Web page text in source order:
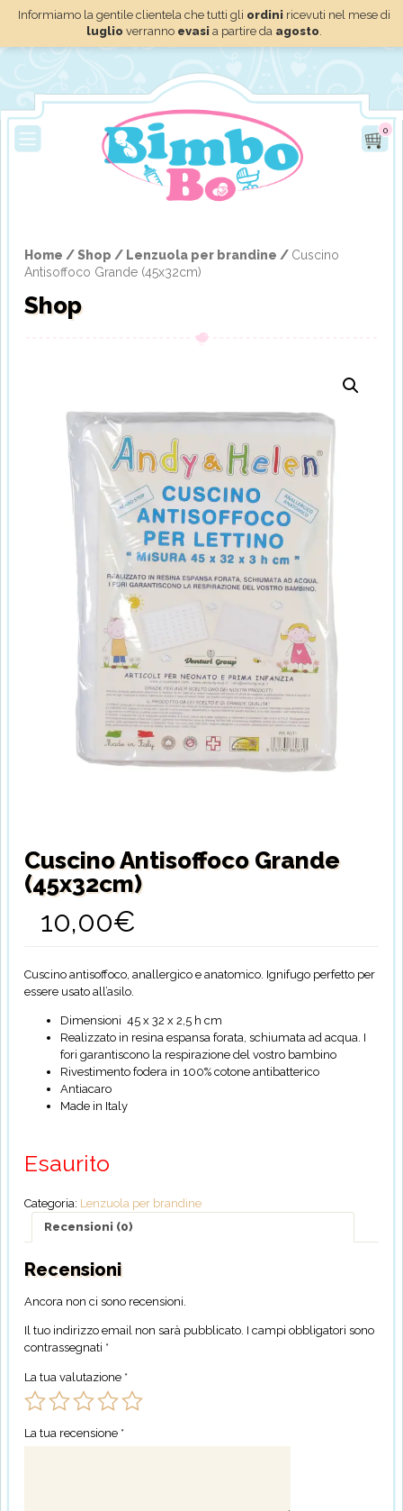
Informiamo la gentile clientela che tutti gli ordini ricevuti nel mese di
luglio verranno evasi a partire da agosto.
0
Home /Shop / Lenzuola per brandine / Cuscino
Antisoffoco Grande (45x32cm)
Shop
Cuscino Antisoffoco Grande
(45x32cm)
10,00€
Cuscino antisoffoco, anallergico e anatomico. Ignifugo perfetto per
essere usato all’asilo.
Dimensioni 45 x 32 x 2,5 h cm
Realizzato in resina espansa forata, schiumata ad acqua. I
fori garantiscono la respirazione del vostro bambino
Rivestimento fodera in 100% cotone antibatterico
Antiacaro
Made in Italy
Esaurito
Categoria: Lenzuola per brandine
Recensioni (0)
Recensioni
Ancora non ci sono recensioni.
Il tuo indirizzo email non sarà pubblicato. I campi obbligatori sono
contrassegnati *
La tua valutazione *
La tua recensione *